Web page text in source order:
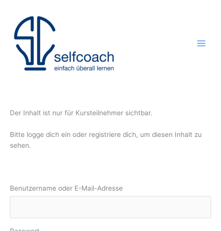
springen
Der Inhalt ist nur für Kursteilnehmer sichtbar.
Bitte logge dich ein oder registriere dich, um diesen Inhalt zu
sehen.
Benutzername oder E-Mail-Adresse